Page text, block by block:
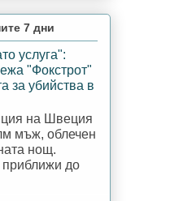
7 дни
услуга":
"Фокстрот"
за убийства в
на Швеция
мъж, облечен
нощ.
приближи до